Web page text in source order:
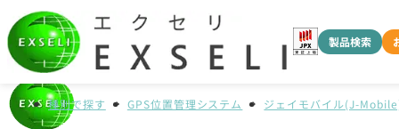
製品検索
種別で探す GPS位置管理システム ジェイモバイル(J-